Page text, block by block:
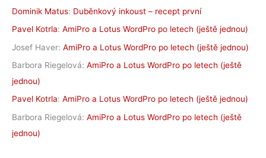
Dominik Matus: Duběnkový inkoust – recept první
Pavel Kotrla: AmiPro a Lotus WordPro po letech (ještě jednou)
Josef Haver: AmiPro a Lotus WordPro po letech (ještě jednou)
Barbora Riegelová: AmiPro a Lotus WordPro po letech (ještě
jednou)
Pavel Kotrla: AmiPro a Lotus WordPro po letech (ještě jednou)
Barbora Riegelová: AmiPro a Lotus WordPro po letech (ještě
jednou)